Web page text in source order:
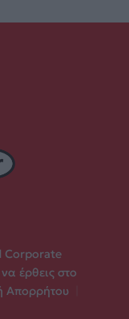
Corporate
έρθεις στο
Απορρήτου